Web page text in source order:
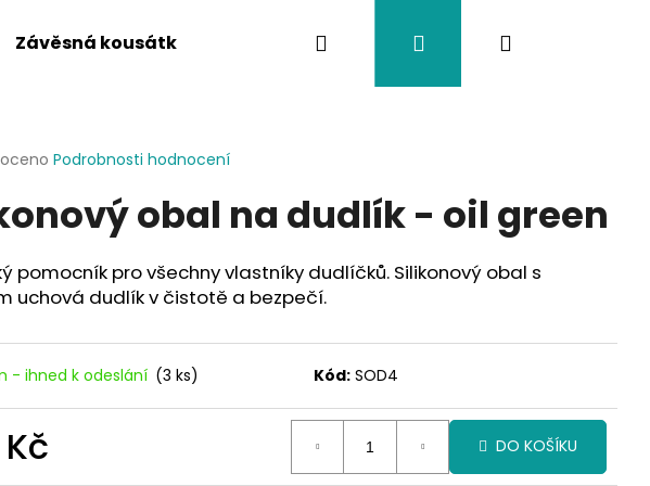
Závěsná kousátka Závěsy na kočárek Twistík kousátka
Hledat PřihlášeníNákupní
Podrobnosti hodnocení
obal na dudlík - oil green
pomocník pro všechny vlastníky dudlíčků. Silikonový obal s
uchová dudlík v čistotě a bezpečí.
- ihned k odeslání (3 ks) Kód: SOD4
DO KOŠÍKU